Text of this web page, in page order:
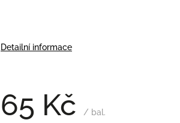
65 Kč / bal.
Detailní informace